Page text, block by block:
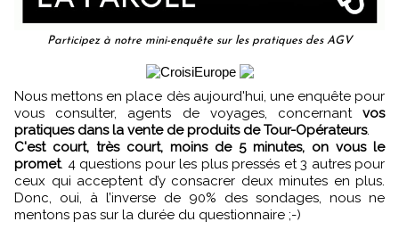
Participez à notre mini-enquête sur les pratiques des AGV
Nous mettons en place dès aujourd'hui, une enquête pour
vous consulter, agents de voyages, concernant vos
pratiques dans la vente de produits de Tour-Opérateurs.
C'est court, très court, moins de 5 minutes, on vous le
promet. 4 questions pour les plus pressés et 3 autres pour
ceux qui acceptent d’y consacrer deux minutes en plus.
Donc, oui, à l’inverse de 90% des sondages, nous ne
mentons pas sur la durée du questionnaire ;-)